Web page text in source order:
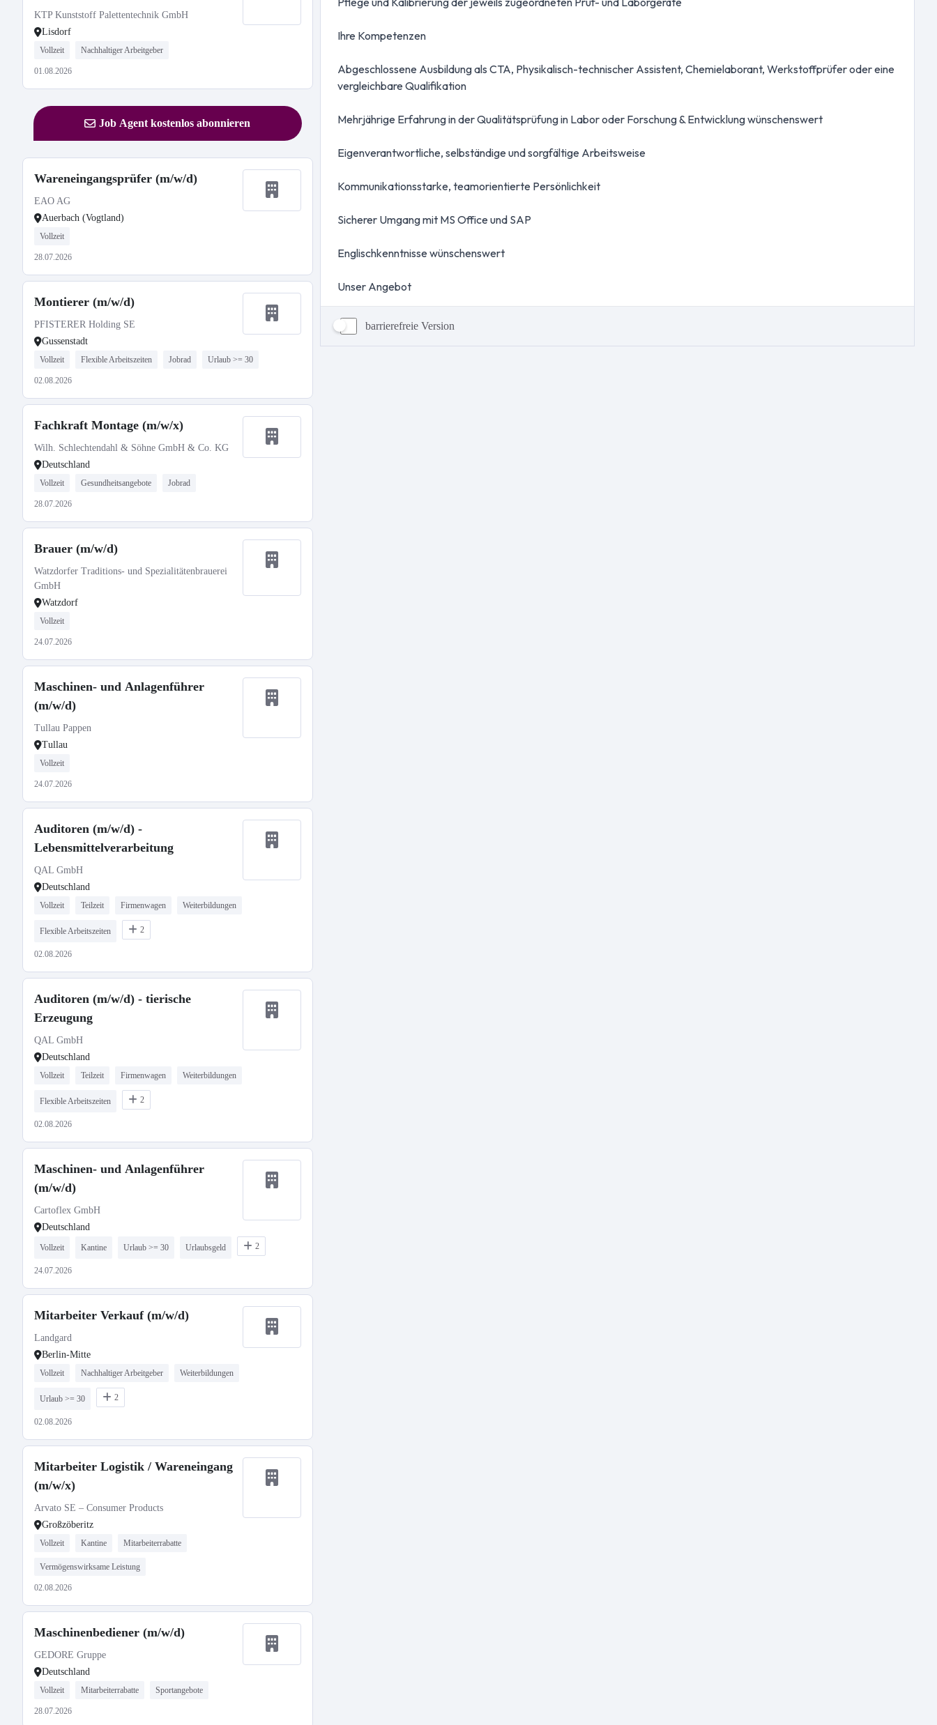
KTP Kunststoff Palettentechnik GmbH
Lisdorf
Vollzeit Nachhaltiger Arbeitgeber
01.08.2026
Job Agent kostenlos abonnieren
Wareneingangsprüfer (m/w/d)
EAO AG
Auerbach (Vogtland)
Vollzeit
28.07.2026
Montierer (m/w/d)
PFISTERER Holding SE
Gussenstadt
Vollzeit Flexible Arbeitszeiten Jobrad Urlaub >= 30
02.08.2026
Fachkraft Montage (m/w/x)
Wilh. Schlechtendahl & Söhne GmbH & Co. KG
Deutschland
Vollzeit Gesundheitsangebote Jobrad
28.07.2026
Brauer (m/w/d)
Watzdorfer Traditions- und Spezialitätenbrauerei
GmbH
Watzdorf
Vollzeit
24.07.2026
Maschinen- und Anlagenführer
(m/w/d)
Tullau Pappen
Tullau
Vollzeit
24.07.2026
Auditoren (m/w/d) -
Lebensmittelverarbeitung
QAL GmbH
Deutschland
Vollzeit Teilzeit Firmenwagen Weiterbildungen
Flexible Arbeitszeiten 2
02.08.2026
Auditoren (m/w/d) - tierische
Erzeugung
QAL GmbH
Deutschland
Vollzeit Teilzeit Firmenwagen Weiterbildungen
Flexible Arbeitszeiten 2
02.08.2026
Maschinen- und Anlagenführer
(m/w/d)
Cartoflex GmbH
Deutschland
Vollzeit Kantine Urlaub >= 30 Urlaubsgeld 2
24.07.2026
Mitarbeiter Verkauf (m/w/d)
Landgard
Berlin-Mitte
Vollzeit Nachhaltiger Arbeitgeber Weiterbildungen
Urlaub >= 30 2
02.08.2026
Mitarbeiter Logistik / Wareneingang
(m/w/x)
Arvato SE – Consumer Products
Großzöberitz
Vollzeit Kantine Mitarbeiterrabatte
Vermögenswirksame Leistung
02.08.2026
Maschinenbediener (m/w/d)
GEDORE Gruppe
Deutschland
Vollzeit Mitarbeiterrabatte Sportangebote
28.07.2026
barrierefreie Version